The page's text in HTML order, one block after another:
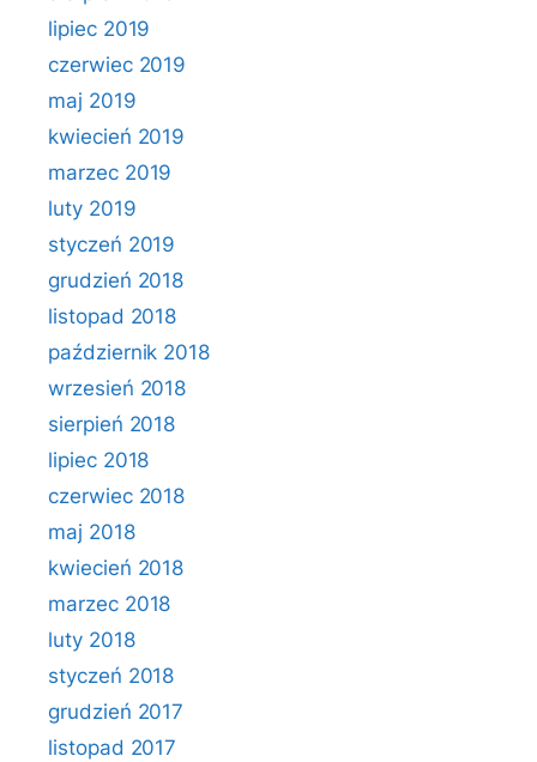
lipiec 2019
czerwiec 2019
maj 2019
kwiecień 2019
marzec 2019
luty 2019
styczeń 2019
grudzień 2018
listopad 2018
październik 2018
wrzesień 2018
sierpień 2018
lipiec 2018
czerwiec 2018
maj 2018
kwiecień 2018
marzec 2018
luty 2018
styczeń 2018
grudzień 2017
listopad 2017